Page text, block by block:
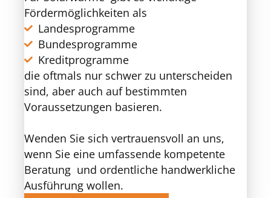
Fördermöglichkeiten als
Landesprogramme
Bundesprogramme
Kreditprogramme
die oftmals nur schwer zu unterscheiden
sind, aber auch auf bestimmten
Voraussetzungen basieren.
Wenden Sie sich vertrauensvoll an uns,
wenn Sie eine umfassende kompetente
Beratung und ordentliche handwerkliche
Ausführung wollen.